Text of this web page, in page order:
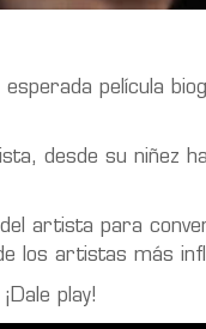
esperada película
desde su niñez
artista para
los artistas más
play!